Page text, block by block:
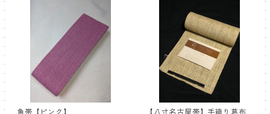
角帯【ピンク】 【八寸名古屋帯】手織り葛布